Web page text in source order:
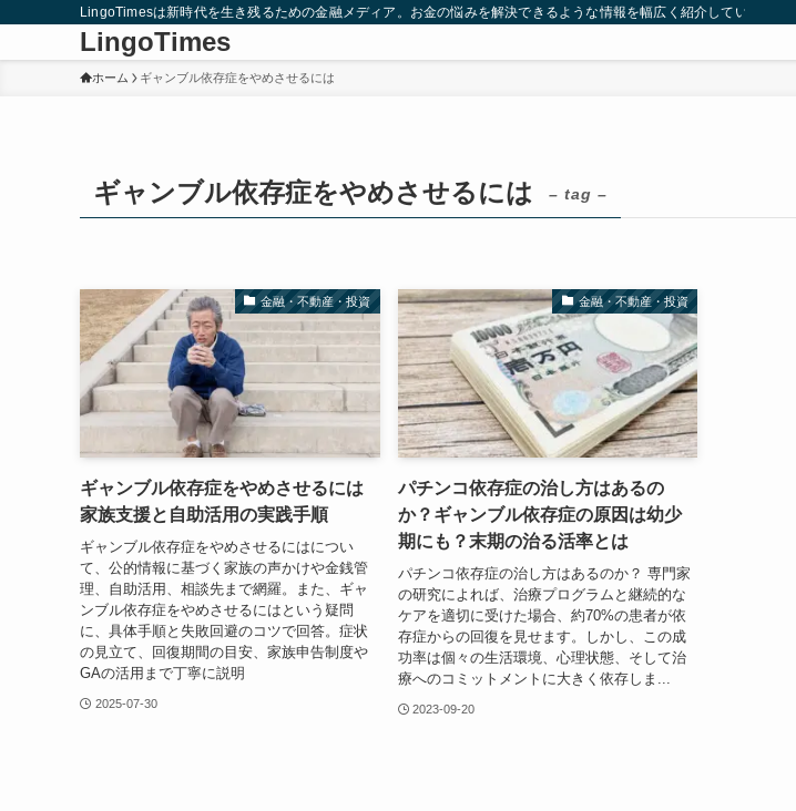
LingoTimesは新時代を生き残るための金融メディア。お金の悩みを解決できるような情報を幅広く紹介していきます。
LingoTimes
ホーム ギャンブル依存症をやめさせるには
ギャンブル依存症をやめさせるには – tag –
金融・不動産・投資
ギャンブル依存症をやめさせるには
家族支援と自助活用の実践手順
ギャンブル依存症をやめさせるにはについ
て、公的情報に基づく家族の声かけや金銭管
理、自助活用、相談先まで網羅。また、ギャ
ンブル依存症をやめさせるにはという疑問
に、具体手順と失敗回避のコツで回答。症状
の見立て、回復期間の目安、家族申告制度や
GAの活用まで丁寧に説明
2025-07-30
金融・不動産・投資
パチンコ依存症の治し方はあるの
か？ギャンブル依存症の原因は幼少
期にも？末期の治る活率とは
パチンコ依存症の治し方はあるのか？ 専門家
の研究によれば、治療プログラムと継続的な
ケアを適切に受けた場合、約70%の患者が依
存症からの回復を見せます。しかし、この成
功率は個々の生活環境、心理状態、そして治
療へのコミットメントに大きく依存しま...
2023-09-20